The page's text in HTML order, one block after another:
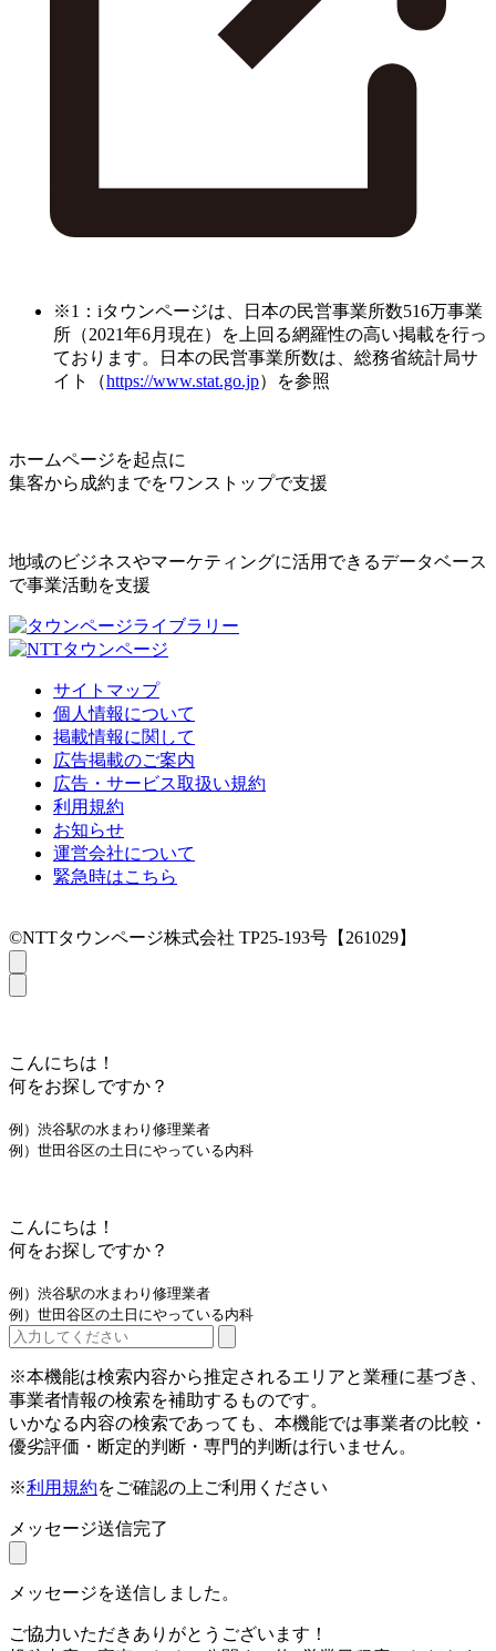
※1：iタウンページは、日本の民営事業所数516万事業
所（2021年6月現在）を上回る網羅性の高い掲載を行っ
ております。日本の民営事業所数は、総務省統計局サ
イト（https://www.stat.go.jp）を参照
ホームページを起点に
集客から成約までをワンストップで支援
地域のビジネスやマーケティングに活用できるデータベース
で事業活動を支援
サイトマップ
個人情報について
掲載情報に関して
広告掲載のご案内
広告・サービス取扱い規約
利用規約
お知らせ
運営会社について
緊急時はこちら
©NTTタウンページ株式会社 TP25-193号【261029】
こんにちは！
何をお探しですか？
例）渋谷駅の水まわり修理業者
例）世田谷区の土日にやっている内科
こんにちは！
何をお探しですか？
例）渋谷駅の水まわり修理業者
例）世田谷区の土日にやっている内科
※本機能は検索内容から推定されるエリアと業種に基づき、
事業者情報の検索を補助するものです。
いかなる内容の検索であっても、本機能では事業者の比較・
優劣評価・断定的判断・専門的判断は行いません。
※利用規約をご確認の上ご利用ください
メッセージ送信完了
メッセージを送信しました。
ご協力いただきありがとうございます！